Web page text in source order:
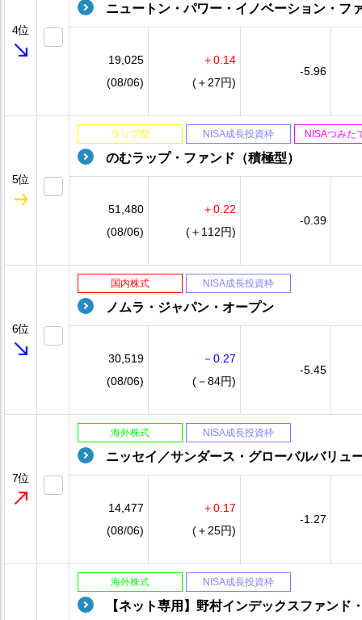
4位
ニュートン・パワー・イノベーション・フ
19,025
(08/06)
＋0.14
(＋27円)
-5.96
5位
ラップ型 NISA成長投資枠 NISAつみた
のむラップ・ファンド（積極型）
51,480
(08/06)
＋0.22
(＋112円)
-0.39
6位
国内株式 NISA成長投資枠
ノムラ・ジャパン・オープン
30,519
(08/06)
－0.27
(－84円)
-5.45
7位
海外株式 NISA成長投資枠
ニッセイ／サンダース・グローバルバリュ
14,477
(08/06)
＋0.17
(＋25円)
-1.27
海外株式 NISA成長投資枠
【ネット専用】野村インデックスファン